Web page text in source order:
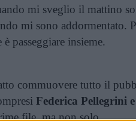
mi sveglio il mattino
mi sono addormentato.
passeggiare insieme.
commuovere tutto il
Federica Pellegrini
file, ma non solo.